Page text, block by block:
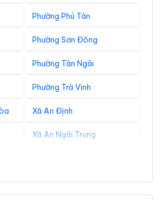
Phường Phú Tân
Phường Sơn Đông
Phường Tân Ngãi
Phường Trà Vinh
Xã An Định
Xã An Ngãi Trung
Xã Bảo Thạnh